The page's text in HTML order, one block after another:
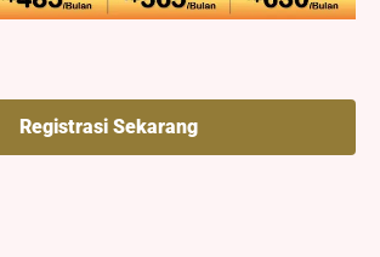
Registrasi Sekarang